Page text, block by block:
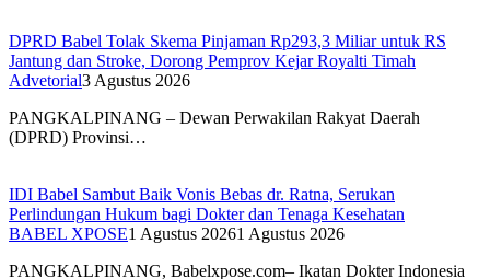
DPRD Babel Tolak Skema Pinjaman Rp293,3 Miliar untuk RS
Jantung dan Stroke, Dorong Pemprov Kejar Royalti Timah
Advetorial3 Agustus 2026
PANGKALPINANG – Dewan Perwakilan Rakyat Daerah
(DPRD) Provinsi…
IDI Babel Sambut Baik Vonis Bebas dr. Ratna, Serukan
Perlindungan Hukum bagi Dokter dan Tenaga Kesehatan
BABEL XPOSE1 Agustus 20261 Agustus 2026
PANGKALPINANG, Babelxpose.com– Ikatan Dokter Indonesia